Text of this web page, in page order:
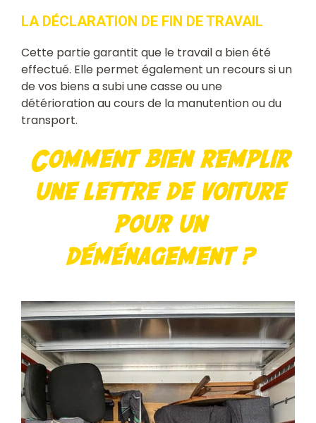
LA DÉCLARATION DE FIN DE TRAVAIL
Cette partie garantit que le travail a bien été
effectué. Elle permet également un recours si un
de vos biens a subi une casse ou une
détérioration au cours de la manutention ou du
transport.
Comment bien remplir
une lettre de voiture
pour un
déménagement ?